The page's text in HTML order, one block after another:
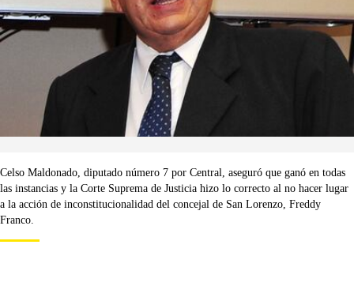
Celso Maldonado, diputado número 7 por Central, aseguró que ganó en todas
las instancias y la Corte Suprema de Justicia hizo lo correcto al no hacer lugar
a la acción de inconstitucionalidad del concejal de San Lorenzo, Freddy
Franco.